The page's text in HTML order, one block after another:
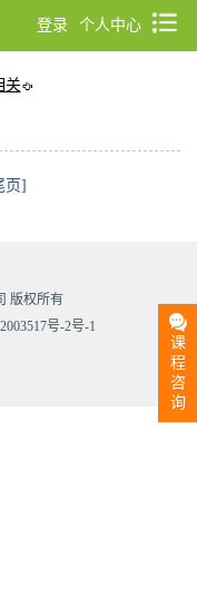
个人中心
登录
关
页]
版权所有
号-2号-1
课
程
咨
询